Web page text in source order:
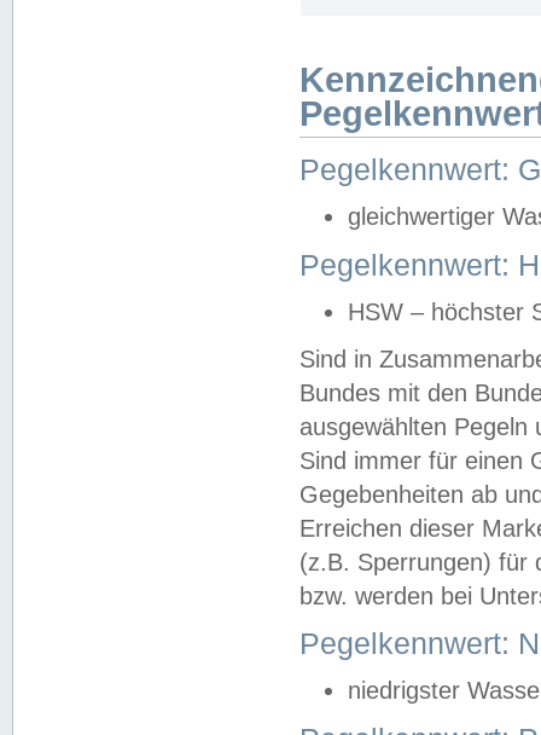
Pegelkennwert:
gleichwertiger
Pegelkennwert:
HSW – höchster
Sind in
Bundes mit den
ausgewählten
Sind immer für einen
Gegebenheiten ab
Erreichen dieser
(z.B. Sperrungen) für
bzw. werden bei
Pegelkennwert:
niedrigster